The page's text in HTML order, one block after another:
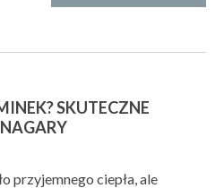
SKUTECZNE
przyjemnego ciepła, ale